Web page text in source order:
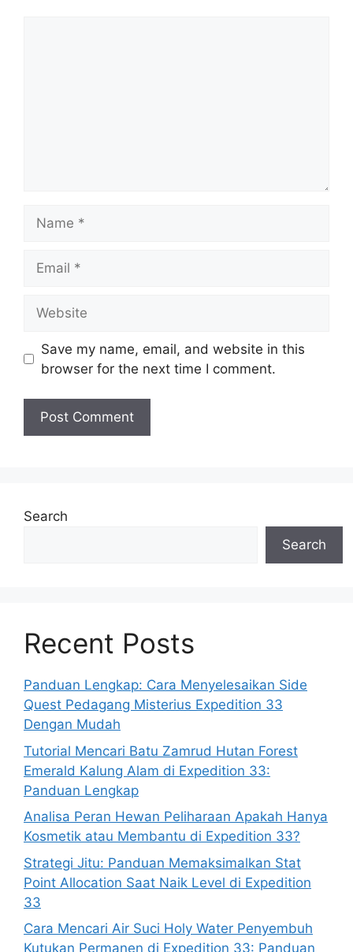
Save my name, email, and website in this
browser for the next time I comment.
Search
Search
Recent Posts
Panduan Lengkap: Cara Menyelesaikan Side
Quest Pedagang Misterius Expedition 33
Dengan Mudah
Tutorial Mencari Batu Zamrud Hutan Forest
Emerald Kalung Alam di Expedition 33:
Panduan Lengkap
Analisa Peran Hewan Peliharaan Apakah Hanya
Kosmetik atau Membantu di Expedition 33?
Strategi Jitu: Panduan Memaksimalkan Stat
Point Allocation Saat Naik Level di Expedition
33
Cara Mencari Air Suci Holy Water Penyembuh
Kutukan Permanen di Expedition 33: Panduan